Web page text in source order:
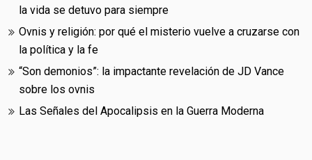
la vida se detuvo para siempre
Ovnis y religión: por qué el misterio vuelve a cruzarse con
la política y la fe
“Son demonios”: la impactante revelación de JD Vance
sobre los ovnis
Las Señales del Apocalipsis en la Guerra Moderna